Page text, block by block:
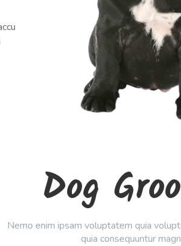
Dog
Nemo enim ipsam voluptatem quia
quia consequuntur